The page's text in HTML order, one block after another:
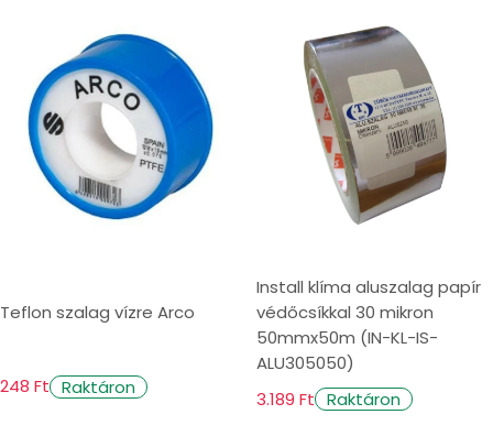
Teflon szalag vízre Arco
248 Ft Raktáron
Install klíma aluszalag papír
védőcsíkkal 30 mikron
50mmx50m (IN-KL-IS-
ALU305050)
3.189 Ft Raktáron